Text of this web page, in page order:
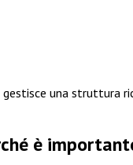
una struttura
è